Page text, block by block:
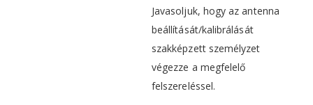
Javasoljuk, hogy az antenna
beállítását/kalibrálását
szakképzett személyzet
végezze a megfelelő
felszereléssel.